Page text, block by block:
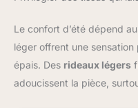
ligne avec les
Le confort d’été dépend
léger offrent une
épais. Des rideaux légers
adoucissent la pièce,